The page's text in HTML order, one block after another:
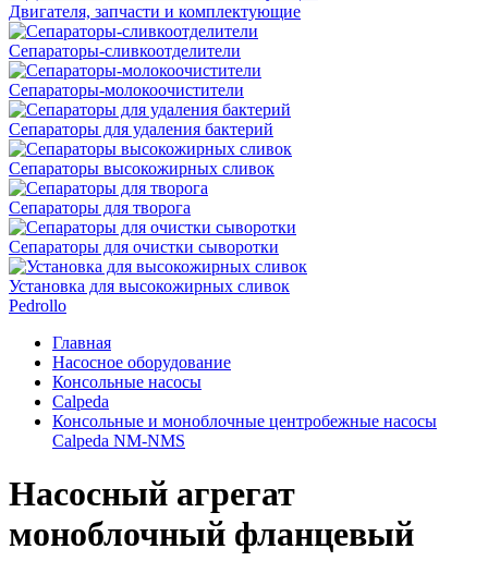
Двигателя, запчасти и комплектующие
Сепараторы-сливкоотделители
Сепараторы-молокоочистители
Сепараторы для удаления бактерий
Сепараторы высокожирных сливок
Сепараторы для творога
Сепараторы для очистки сыворотки
Установка для высокожирных сливок
Pedrollo
Главная
Насосное оборудование
Консольные насосы
Calpeda
Консольные и моноблочные центробежные насосы
Calpeda NM-NMS
Насосный агрегат
моноблочный фланцевый